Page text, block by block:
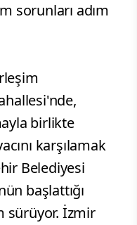
sorunları adım
birlikte
karşılamak
Belediyesi
başlattığı
sürüyor. İzmir